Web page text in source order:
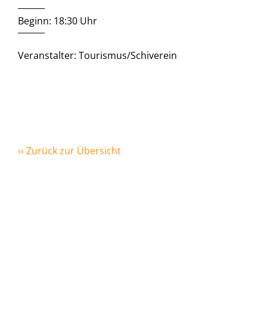
Beginn: 18:30 Uhr
Veranstalter: Tourismus/Schiverein
‹‹ Zurück zur Übersicht